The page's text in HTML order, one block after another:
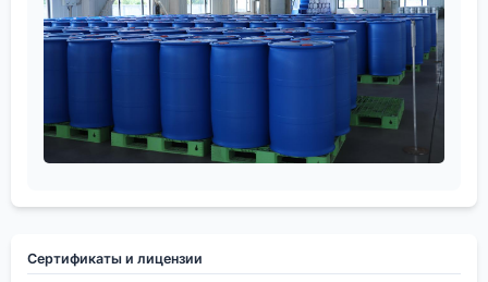
Сертификаты и лицензии